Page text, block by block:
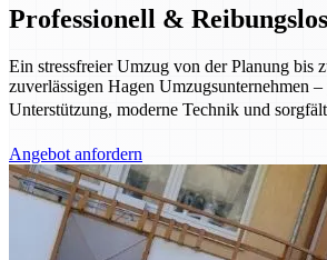
Professionell & Reibungslos
Ein stressfreier Umzug von der Planung bis
zuverlässigen Hagen Umzugsunternehmen
Unterstützung, moderne Technik und
Angebot anfordern